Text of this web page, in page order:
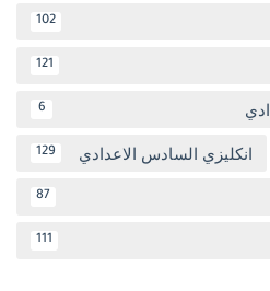
102
121
6
انكليزي السادس الاعدادي 129
87
111